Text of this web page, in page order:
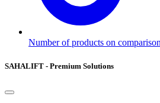
Number of products on
SAHALIFT - Premium Solutions